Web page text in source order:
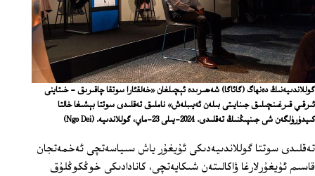
گوللاندىيەنىڭ دەنھاگ (گائاگا) شەھىرىدە ئېچىلغان «خەلقئارا سوتقا چاقىرىق - خىتاينى
ئىرقىي قىرغىنچىلىق جىنايىتى بىلەن ئەيىبلەش» ناملىق تەقلىدى سوتتا بېشىغا خالتا
كىيدۈرۈلگەن شى جىنپىڭنىڭ تەقلىدى. 2024-يىلى 23-ماي، گوللاندىيە.
(Ngo Dei)
تەقلىدى سوتتا گوللاندىيەدىكى ئۇيغۇر ياش سىياسەتچى ئەخمەتجان
قاسىم ئۇيغۇرلارغا ۋاكالىتەن شىكايەتچى، كانادادىكى خوڭكوڭلۇق